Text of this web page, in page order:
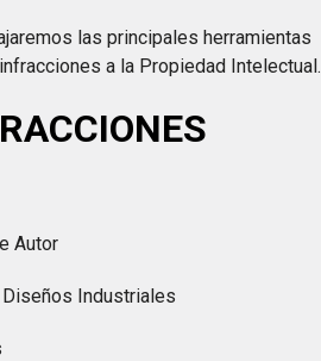
las principales herramientas
a la Propiedad Intelectual.
Autor
Industriales